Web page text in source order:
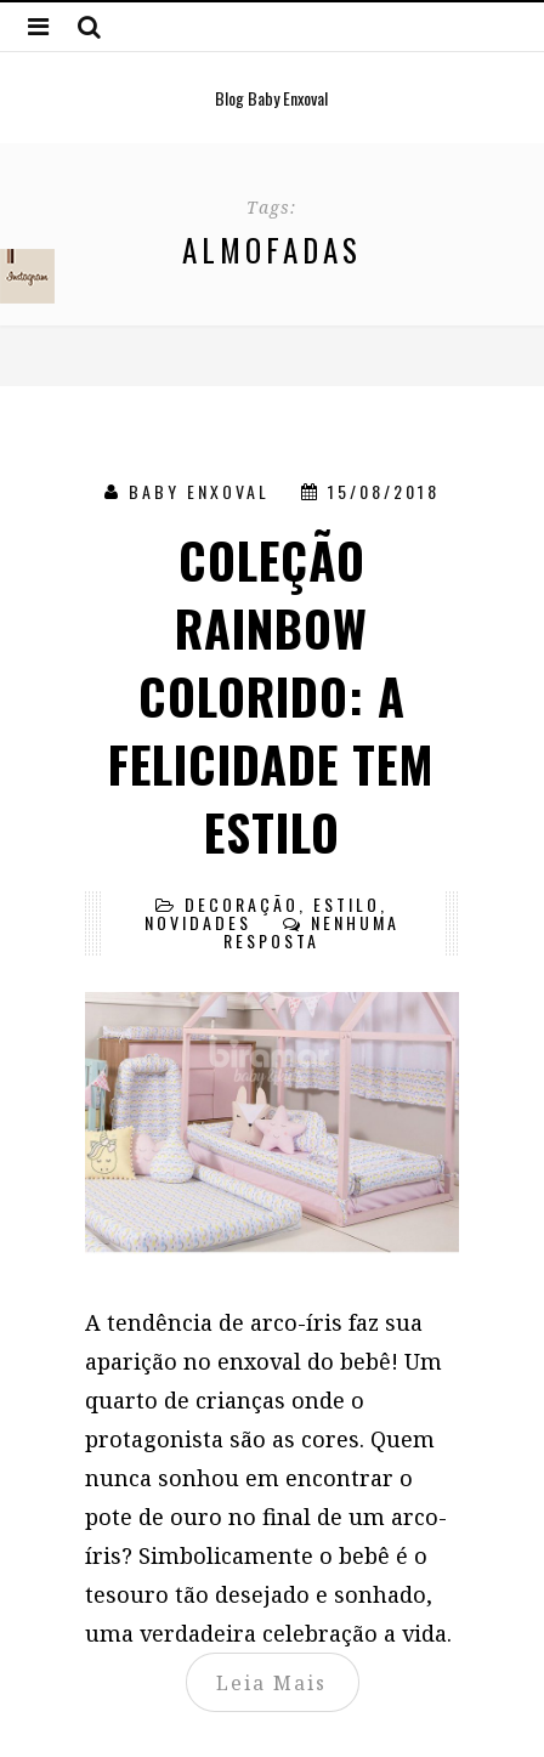
Blog Baby Enxoval
Tags:
ALMOFADAS
BABY ENXOVAL 15/08/2018
COLEÇÃO
RAINBOW
COLORIDO: A
FELICIDADE TEM
ESTILO
DECORAÇÃO ESTILO
NOVIDADES NENHUMA
RESPOSTA
A tendência de arco-íris faz sua
aparição no enxoval do bebê! Um
quarto de crianças onde o
protagonista são as cores. Quem
nunca sonhou em encontrar o
pote de ouro no final de um arco-
íris? Simbolicamente o bebê é o
tesouro tão desejado e sonhado,
uma verdadeira celebração a vida.
Leia Mais